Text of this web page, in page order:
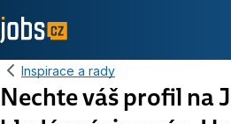
Inspirace a rady
Nechte váš profil na